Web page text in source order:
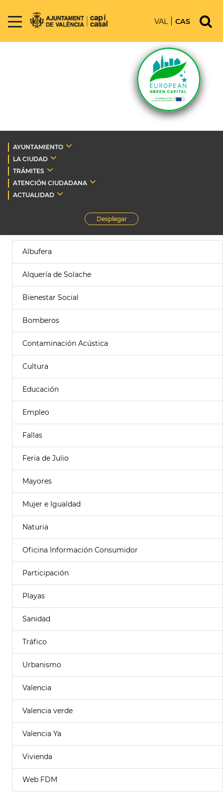
VAL CAS
AYUNTAMIENTO
LA CIUDAD
TRÁMITES
ATENCIÓN CIUDADANA
ACTUALIDAD
Desplegar
Albufera
Alquería de Solache
Bienestar Social
Bomberos
Contaminación Acústica
Cultura
Educación
Empleo
Fallas
Feria de Julio
Mayores
Mujer e Igualdad
Naturia
Oficina Información Consumidor
Participación
Playas
Sanidad
Tráfico
Urbanismo
Valencia
Valencia verde
Valencia Ya
Vivienda
Web FDM